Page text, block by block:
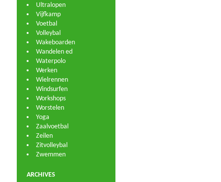
Ultralopen
Vijfkamp
Voetbal
Volleybal
Wakeboarden
Wandelen ed
Waterpolo
Werken
Wielrennen
Windsurfen
Workshops
Worstelen
Yoga
Zaalvoetbal
Zeilen
Zitvolleybal
Zwemmen
ARCHIVES